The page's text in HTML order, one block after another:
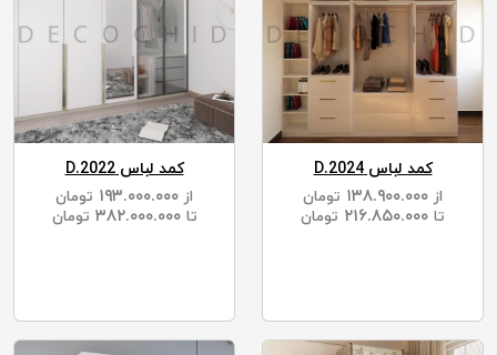
کمد لباس D.2022
از
تومان
تا ۳۸۲.۰۰۰.۰۰۰ تومان
کمد لباس D.2024
از
تومان
تا
تومان